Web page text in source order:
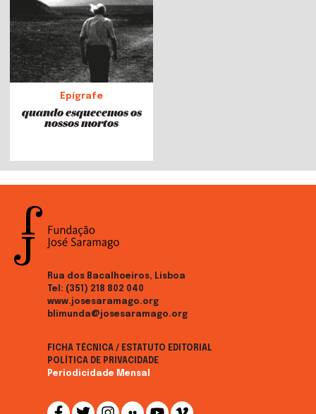
Epígrafe
quando esquecemos os
nossos mortos
Rua dos Bacalhoeiros, Lisboa
Tel: (351) 218 802 040
www.josesaramago.org
blimunda@josesaramago.org
FICHA TÉCNICA / ESTATUTO EDITORIAL
POLÍTICA DE PRIVACIDADE
Periodicidade Mensal